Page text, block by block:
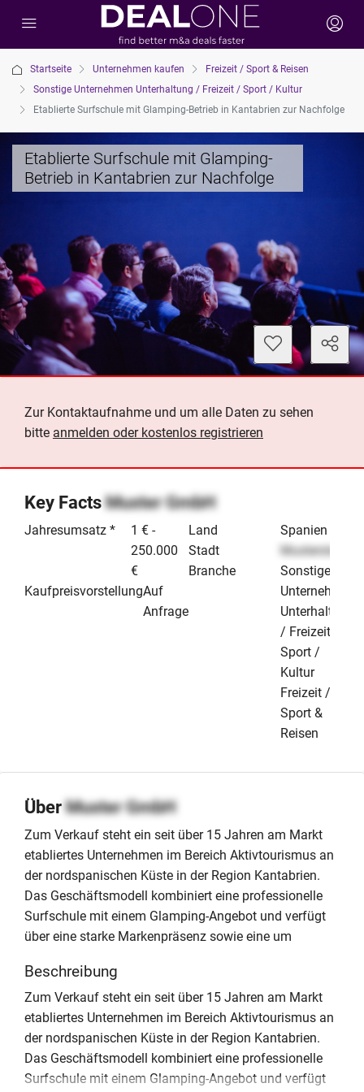
Startseite Unternehmen kaufen
Freizeit / Sport & Reisen
Sonstige Unternehmen Unterhaltung / Freizeit / Sport / Kultur
Etablierte Surfschule mit Glamping-Betrieb in Kantabrien zur Nachfolge
Etablierte Surfschule mit Glamping-
Betrieb in Kantabrien zur Nachfolge
Zur Kontaktaufnahme und um alle Daten zu sehen
bitte anmelden oder kostenlos registrieren
Key FactsMuster GmbH
Jahresumsatz *
1 € -
250.000
€
KaufpreisvorstellungAuf
Anfrage
Land
Spanien
Stadt
Musterstadt
Branche
Sonstige
Unternehmen
Unterhaltung
/ Freizeit /
Sport /
Kultur
Freizeit /
Sport &
Reisen
ÜberMuster GmbH
Zum Verkauf steht ein seit über 15 Jahren am Markt
etabliertes Unternehmen im Bereich Aktivtourismus an
der nordspanischen Küste in der Region Kantabrien.
Das Geschäftsmodell kombiniert eine professionelle
Surfschule mit einem Glamping-Angebot und verfügt
über eine starke Markenpräsenz sowie eine um
Beschreibung
Zum Verkauf steht ein seit über 15 Jahren am Markt
etabliertes Unternehmen im Bereich Aktivtourismus an
der nordspanischen Küste in der Region Kantabrien.
Das Geschäftsmodell kombiniert eine professionelle
Surfschule mit einem Glamping-Angebot und verfügt